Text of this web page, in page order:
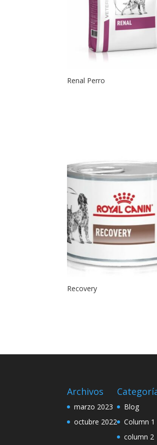
Renal Perro
Recovery
Archivos
marzo 2023
octubre 2022
Blog
Column 1
column 2